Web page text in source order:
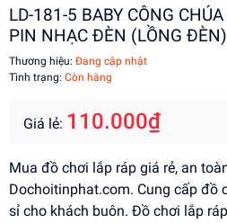
LD-181-5 BABY CÔNG
PIN NHẠC ĐÈN (LỒNG ĐÈN)
Thương hiệu: Đang cập nhật
Tình trạng: Còn hàng
Giá lẻ: 110.000₫
Mua đồ chơi lắp ráp giá rẻ, an
Dochoitinphat.com. Cung cấp đồ
sỉ cho khách buôn. Đồ chơi lắp